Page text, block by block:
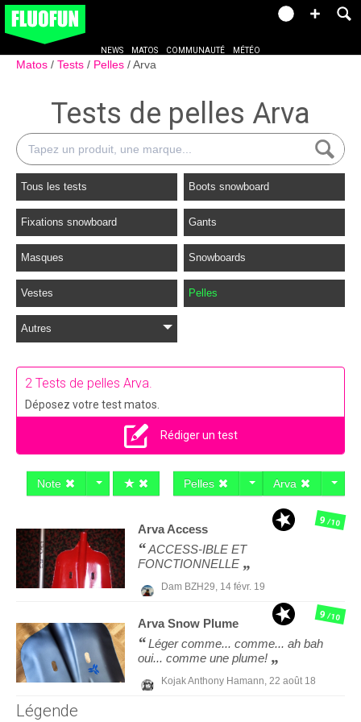
NEWS MATOS COMMUNAUTÉ MÉTÉO
Matos Tests Pelles Arva
Tests de pelles Arva
Tous les tests Boots snowboard
Fixations snowboard Gants
Masques Snowboards
Vestes Pelles
Autres
2 Tests de pelles Arva.
Déposez votre test matos.
Rédiger un test
Note Arva
Pelles
Arva Access
ACCESS-IBLE ET
FONCTIONNELLE
Dam BZH29, 14 févr. 19
9/10
Arva Snow Plume
Léger comme... comme... ah bah
oui... comme une plume!
Kojak Anthony Hamann, 22 août 18
9/10
Légende